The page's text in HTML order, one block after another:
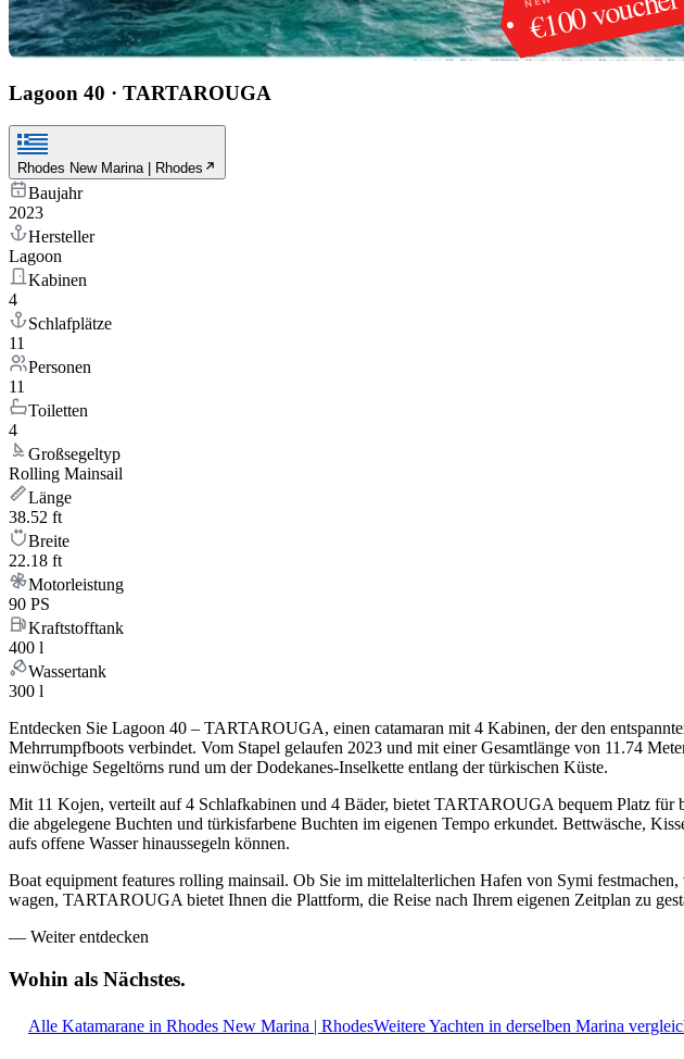
Lagoon 40 · TARTAROUGA
Rhodes New Marina | Rhodes
Baujahr
2023
Hersteller
Lagoon
Kabinen
4
Schlafplätze
11
Personen
11
Toiletten
4
Großsegeltyp
Rolling Mainsail
Länge
38.52 ft
Breite
22.18 ft
Motorleistung
90 PS
Kraftstofftank
400 l
Wassertank
300 l
Entdecken Sie Lagoon 40 – TARTAROUGA, einen catamaran mit 4 Kabinen, der den
Mehrrumpfboots verbindet. Vom Stapel gelaufen 2023 und mit einer Gesamtlänge von 11.74
einwöchige Segeltörns rund um der Dodekanes-Inselkette entlang der türkischen Küste.
Mit 11 Kojen, verteilt auf 4 Schlafkabinen und 4 Bäder, bietet TARTAROUGA bequem Platz
die abgelegene Buchten und türkisfarbene Buchten im eigenen Tempo erkundet. Bettwäsche,
aufs offene Wasser hinaussegeln können.
Boat equipment features rolling mainsail. Ob Sie im mittelalterlichen Hafen von Symi
wagen, TARTAROUGA bietet Ihnen die Plattform, die Reise nach Ihrem eigenen Zeitplan zu
— Weiter entdecken
Wohin als Nächstes.
Alle Katamarane in Rhodes New Marina | RhodesWeitere Yachten in derselben Marina